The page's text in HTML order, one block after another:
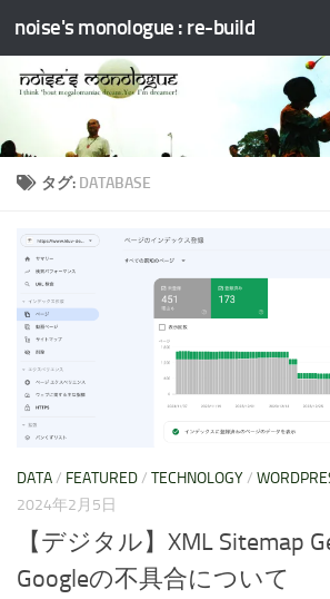
コンテンツへスキップ
noise's monologue : re-build
タグ: DATABASE
DATA/ FEATURED/ TECHNOLOGY/
2024年2月5日
【デジタル】XML Sitemap
Googleの不具合について